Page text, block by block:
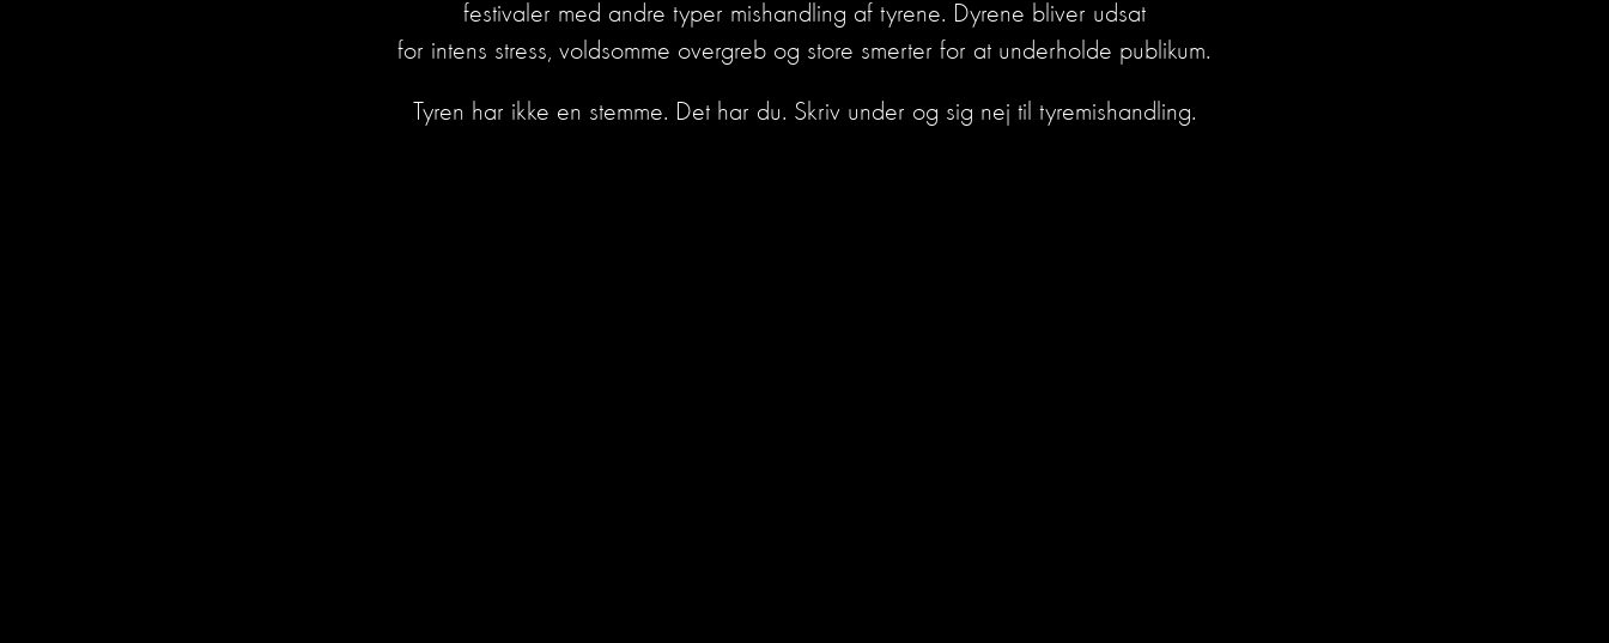
festivaler med andre typer mishandling af tyrene. Dyrene bliver udsat
for intens stress, voldsomme overgreb og store smerter for at underholde publikum.
Tyren har ikke en stemme. Det har du. Skriv under og sig nej til tyremishandl ing.